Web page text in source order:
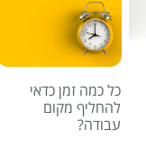
כל כמה זמן כדאי
להחליף מקום
עבודה?